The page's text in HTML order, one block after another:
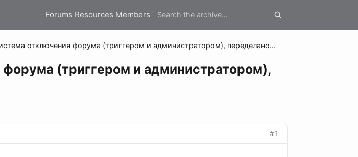
Forums Resources Members
отключения форума (триггером и администратором), переделано...
(триггером и администратором),
#1